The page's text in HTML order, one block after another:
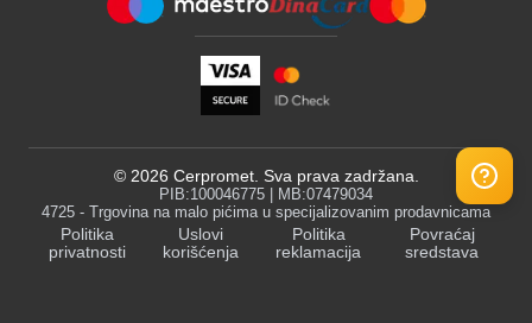
© 2026 Cerpromet. Sva prava zadržana.
PIB:100046775 | MB:07479034
4725 - Trgovina na malo pićima u specijalizovanim prodavnicama
Politika
privatnosti
Uslovi
korišćenja
Politika
reklamacija
Povraćaj
sredstava